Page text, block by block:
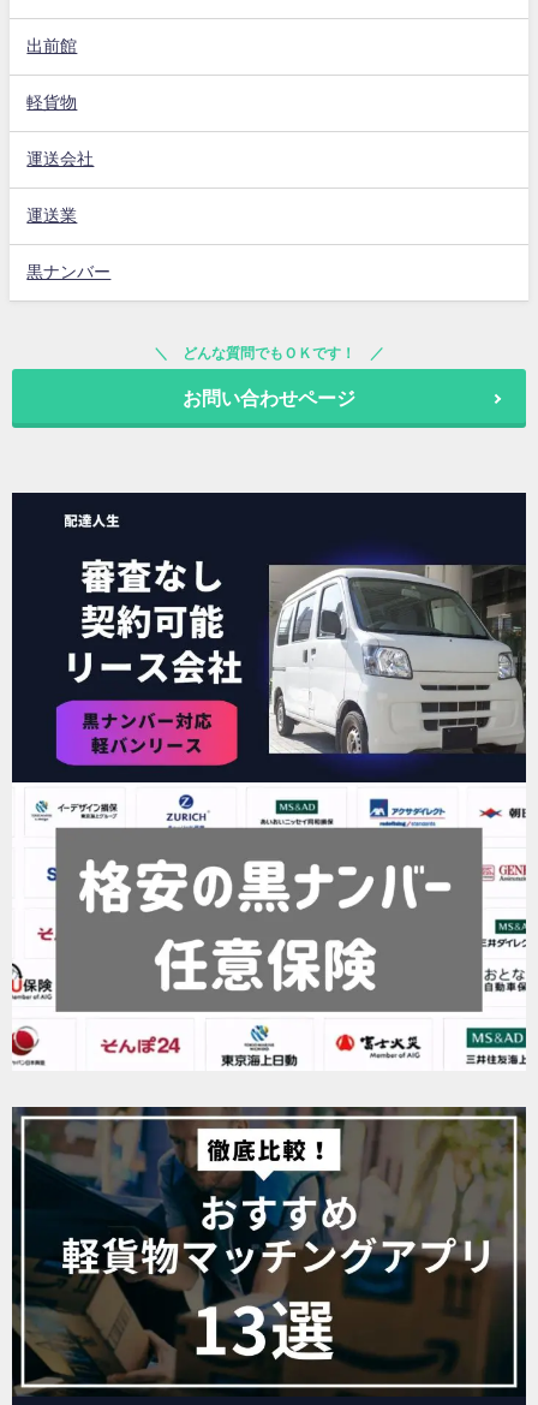
出前館
軽貨物
運送会社
運送業
黒ナンバー
どんな質問でもＯＫです！
お問い合わせページ